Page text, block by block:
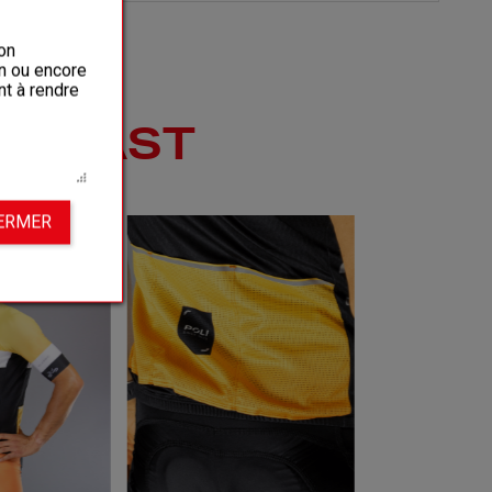
ou encore
à rendre